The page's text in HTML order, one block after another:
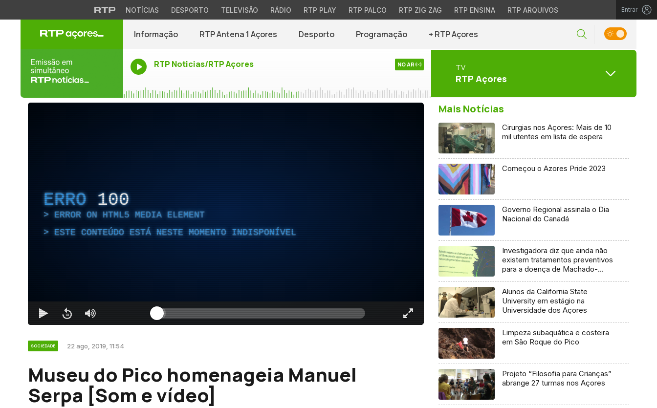
NOTÍCIAS DESPORTO TELEVISÃO RÁDIO RTP PLAY RTP PALCO RTP ZIG ZAG RTP ENSINA RTP ARQUIVOS Entrar
Informação RTP Antena 1 Açores Desporto Programação + RTP Açores
RTP Noticias/RTP Açores NO AR TV
RTP Açores
ERRO 100
ERROR ON HTML5 MEDIA ELEMENT
ESTE CONTEÚDO ESTÁ NESTE MOMENTO INDISPONÍVEL
SOCIEDADE 22 ago, 2019, 11:54
Museu do Pico homenageia Manuel
Serpa [Som e vídeo]
Mais Notícias
Cirurgias nos Açores: Mais de 10
mil utentes em lista de espera
Começou o Azores Pride 2023
Governo Regional assinala o Dia
Nacional do Canadá
Investigadora diz que ainda não
existem tratamentos preventivos
para a doença de Machado-
Alunos da California State
University em estágio na
Universidade dos Açores
Limpeza subaquática e costeira
em São Roque do Pico
Projeto “Filosofia para Crianças”
abrange 27 turmas nos Açores